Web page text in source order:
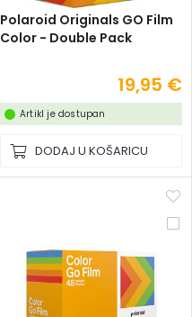
Polaroid Originals GO Film
Color - Double Pack
19,95 €
Artikl je dostupan
DODAJ U KOŠARICU